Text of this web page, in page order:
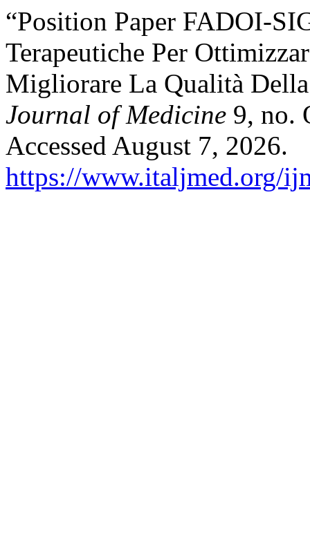
“Position Paper FADOI-
Terapeutiche Per
Migliorare La Qualità
Journal of Medicine 9, no.
Accessed August 7, 2026.
https://www.italjmed.org/